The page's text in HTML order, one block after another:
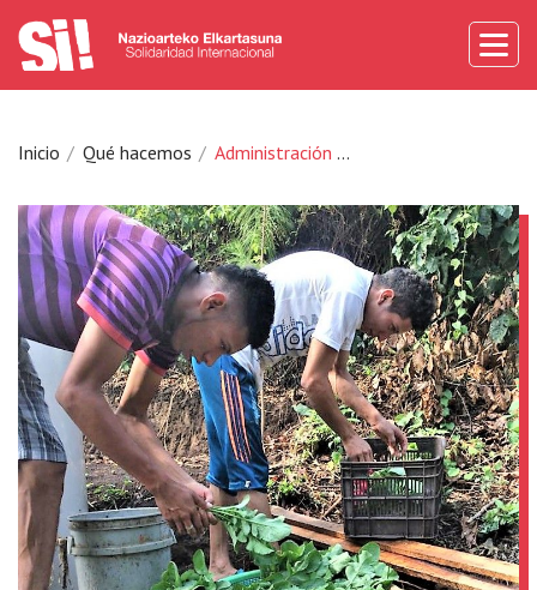
Inicio Qué hacemos Administración pública fortalecida en prevención y respuesta a desastres causados por cambio climático, en Usulután, El Salvador